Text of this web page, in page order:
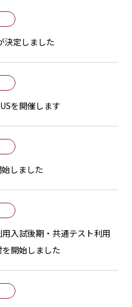
決定しました
を開催します
始しました
入試後期・共通テスト利用
開始しました